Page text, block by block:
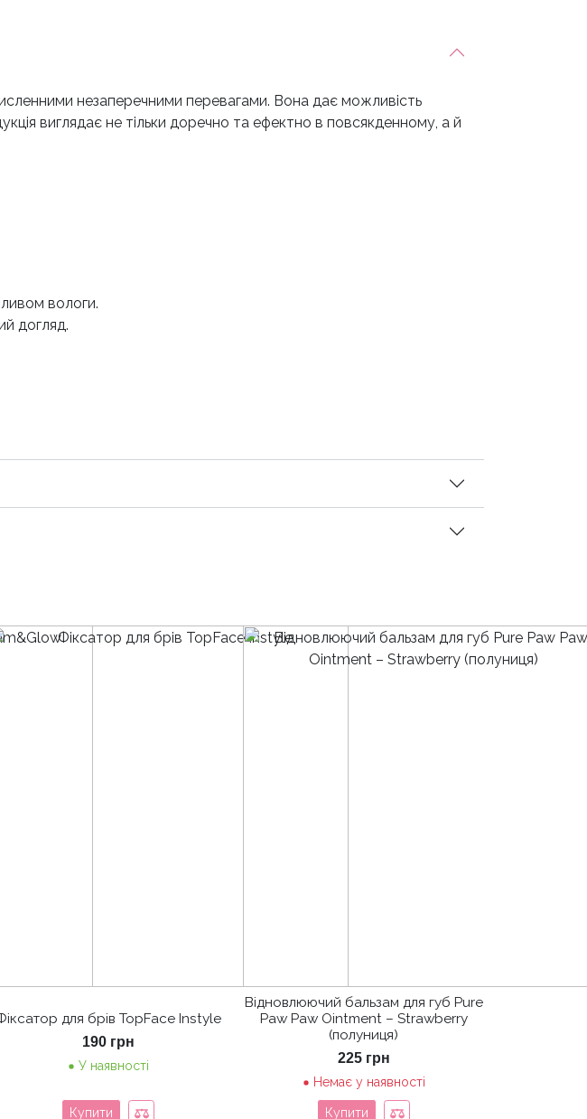
незаперечними перевагами. Вона дає можливість
виглядає не тільки доречно та ефектно в повсякденному, а й
вологи.
догляд.
для брів TopFace Instyle
190 грн
У наявності
Купити
Відновлюючий бальзам для губ Pure
Paw Paw Ointment – Strawberry
(полуниця)
225 грн
Немає у наявності
Купити